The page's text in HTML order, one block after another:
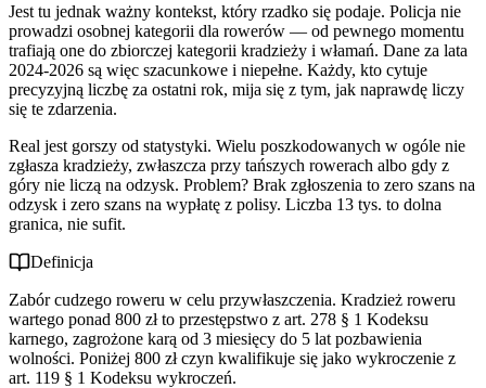
Jest tu jednak ważny kontekst, który rzadko się podaje. Policja nie
prowadzi osobnej kategorii dla rowerów — od pewnego momentu
trafiają one do zbiorczej kategorii kradzieży i włamań. Dane za lata
2024-2026 są więc szacunkowe i niepełne. Każdy, kto cytuje
precyzyjną liczbę za ostatni rok, mija się z tym, jak naprawdę liczy
się te zdarzenia.
Real jest gorszy od statystyki. Wielu poszkodowanych w ogóle nie
zgłasza kradzieży, zwłaszcza przy tańszych rowerach albo gdy z
góry nie liczą na odzysk. Problem? Brak zgłoszenia to zero szans na
odzysk i zero szans na wypłatę z polisy. Liczba 13 tys. to dolna
granica, nie sufit.
Definicja
Zabór cudzego roweru w celu przywłaszczenia. Kradzież roweru
wartego ponad 800 zł to przestępstwo z art. 278 § 1 Kodeksu
karnego, zagrożone karą od 3 miesięcy do 5 lat pozbawienia
wolności. Poniżej 800 zł czyn kwalifikuje się jako wykroczenie z
art. 119 § 1 Kodeksu wykroczeń.